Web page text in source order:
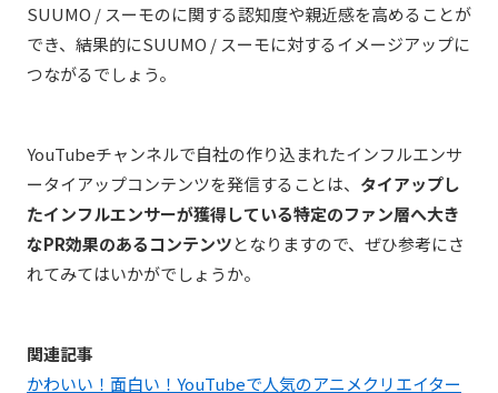
SUUMO / スーモのに関する認知度や親近感を高めることが
でき、結果的にSUUMO / スーモに対するイメージアップに
つながるでしょう。
YouTubeチャンネルで自社の作り込まれたインフルエンサ
ータイアップコンテンツを発信することは、 タイアップし
たインフルエンサーが獲得している特定のファン層へ大き
なPR効果のあるコンテンツとなりますので、ぜひ参考にさ
れてみてはいかがでしょうか。
関連記事
かわいい！面白い！YouTubeで人気のアニメクリエイター